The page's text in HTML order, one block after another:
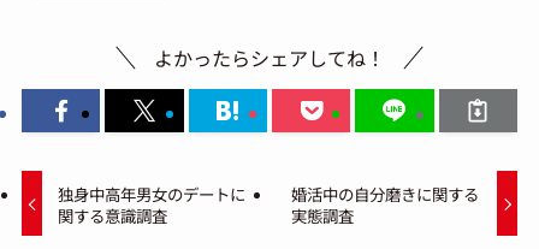
よかったらシェアしてね！
独身中高年男女のデートに
関する意識調査
婚活中の自分磨きに関する
実態調査